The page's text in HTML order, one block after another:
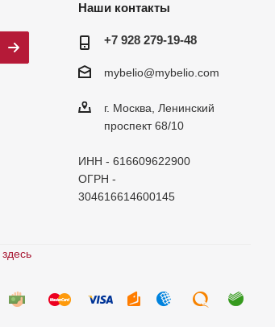
Наши контакты
+7 928 279-19-48
mybelio@mybelio.com
г. Москва, Ленинский
проспект 68/10
ИНН - 616609622900
ОГРН -
304616614600145
здесь